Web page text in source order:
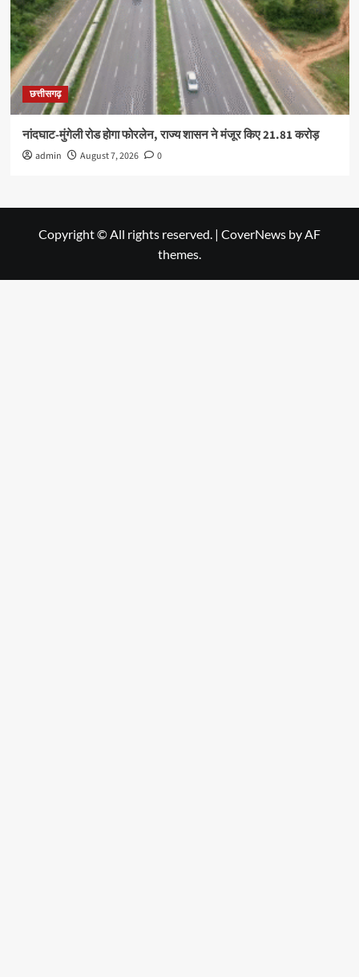
छत्तीसगढ़
नांदघाट-मुंगेली रोड होगा फोरलेन, राज्य शासन ने मंजूर किए 21.81 करोड़
admin August 7, 2026 0
Copyright © All rights reserved. | CoverNews by AF
themes.